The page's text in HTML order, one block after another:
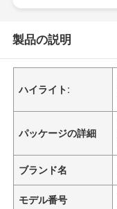
製品の説明
ハイライト:
パッケージの詳細
ブランド名
モデル番号